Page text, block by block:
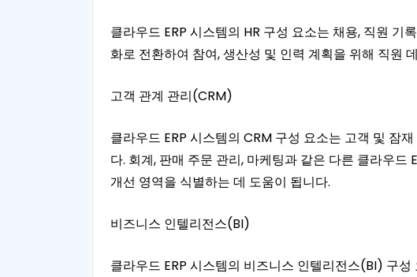
클라우드 ERP 시스템의 HR 구성 요소는 채용, 직원
화로 전환하여 참여, 생산성 및 인력 계획을 위해 직원
고객 관계 관리(CRM)
클라우드 ERP 시스템의 CRM 구성 요소는 고객 및 잠
다. 회계, 판매 주문 관리, 마케팅과 같은 다른 클라우
개선 영역을 식별하는 데 도움이 됩니다.
비즈니스 인텔리전스(BI)
클라우드 ERP 시스템의 비즈니스 인텔리전스(BI) 구